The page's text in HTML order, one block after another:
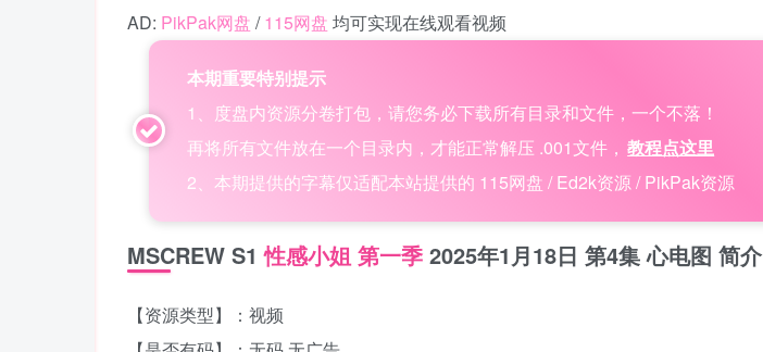
AD: PikPak网盘 /115网盘 均可实现在线观看视频
本期重要特别提示
1、度盘内资源分卷打包，请您务必下载所有目录和文件，一个不落！
再将所有文件放在一个目录内，才能正常解压 .001文件， 教程点这里
2、本期提供的字幕仅适配本站提供的 115网盘 / Ed2k资源 / PikPak资源
MSCREW S1性感小姐 第一季 2025年1月18日 第4集 心电图 简介
【资源类型】：视频